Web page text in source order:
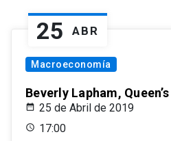
25 ABR
Macroeconomía
Beverly Lapham,
25 de Abril de 2019
17:00